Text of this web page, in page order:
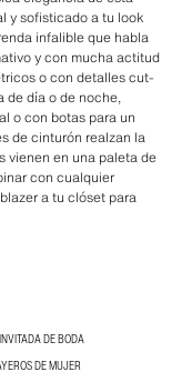
y sofisticado a tu look
infalible que habla
y con mucha actitud
o con detalles cut-
de día o de noche,
o con botas para un
de cinturón realzan la
vienen en una paleta de
con cualquier
a tu clóset para
DE BODA
DE MUJER